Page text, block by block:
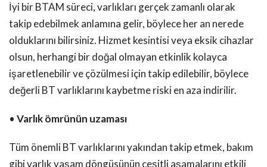
İyi bir BTAM süreci, varlıkları gerçek zamanlı olarak
takip edebilmek anlamına gelir, böylece her an nerede
olduklarını bilirsiniz. Hizmet kesintisi veya eksik cihazlar
olsun, herhangi bir doğal olmayan etkinlik kolayca
işaretlenebilir ve çözülmesi için takip edilebilir, böylece
değerli BT varlıklarını kaybetme riski en aza indirilir.
• Varlık ömrünün uzaması
Tüm önemli BT varlıklarını yakından takip etmek, bakım
gibi varlık yaşam döngüsünün çeşitli aşamalarını etkili